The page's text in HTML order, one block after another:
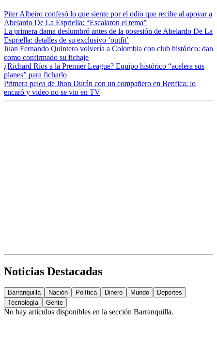
Piter Albeiro confesó lo que siente por el odio que recibe al apoyar a
Abelardo De La Espriella: “Escalaron el tema”
La primera dama deslumbró antes de la posesión de Abelardo De La
Espriella: detalles de su exclusivo ‘outfit’
Juan Fernando Quintero volvería a Colombia con club histórico: dan
como confirmado su fichaje
¿Richard Ríos a la Premier League? Equipo histórico “acelera sus
planes” para ficharlo
Primera pelea de Jhon Durán con un compañero en Benfica: lo
encaró y video no se vio en TV
Noticias Destacadas
Barranquilla Nación Política Dinero Mundo
Deportes
Tecnología
Gente
No hay artículos disponibles en la sección Barranquilla.